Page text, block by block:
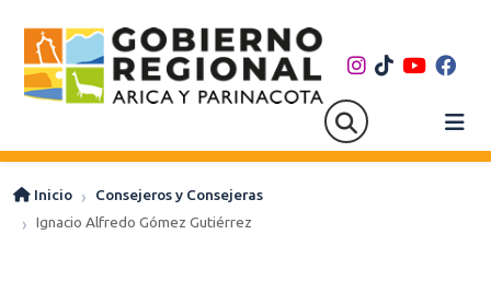
Inicio
Consejeros y Consejeras
Ignacio Alfredo Gómez Gutiérrez